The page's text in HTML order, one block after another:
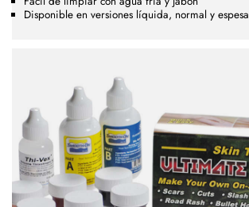
Disponible en versiones líquida, normal y espesa